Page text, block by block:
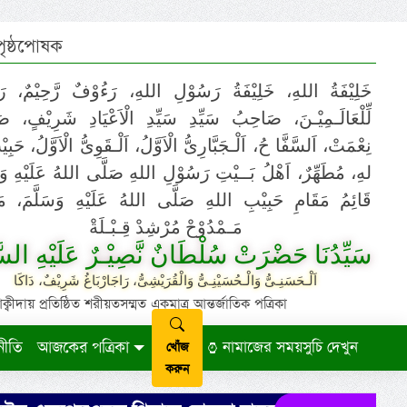
خَلِيْفَةُ اللهِ، خَلِيْفَةُ رَسُوْلِ اللهِ، رَءُوْفٌ رَّحِيْمٌ،
لِّلْعَالَـمِيْـنَ، صَاحِبُ سَيِّدِ سَيِّدِ الْاَعْيَادِ شَرِيْفٍ،
نِعْمَتْ، اَلسَّفَّا حُ، اَلْـجَبَّارِىُّ الْاَوَّلُ، اَلْـقَوِىُّ الْاَوَّلُ،
لهِ، مُطَهِّرٌ، اَهْلُ بَــيْتِ رَسُوْلِ اللهِ صَلَّى اللهُ عَلَيْهِ
قَائِمُ مَقَامِ حَبِيْبِ اللهِ صَلَّى اللهُ عَلَيْهِ وَسَلَّمَ،
مَـمْدُوْحْ مُرْشِدْ قِـبْـلَةْ
سَيِّدُنَا حَضْرَتْ سُلْطَانٌ نَّصِيْـرٌ عَلَيْهِ
اَلْـحَسَنِـىُّ وَالْـحُسَيْنِـىُّ وَالْقُرَيْشِىُّ، رَاجَارْبَاغُ شَرِيْفٌ، دَاكَا
প্রতিষ্ঠিত শরীয়তসম্মত একমাত্র আন্তর্জাতিক পত্রিকা
আজকের পত্রিকা
খোঁজ
করুন
নামাজের সময়সুচি দেখুন